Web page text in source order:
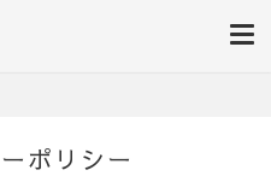
和光-南さつ
動産（売買・
ポリシー